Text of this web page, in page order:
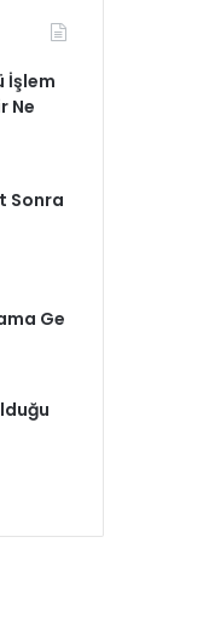
İşlem
Ne
Sonra
Ge